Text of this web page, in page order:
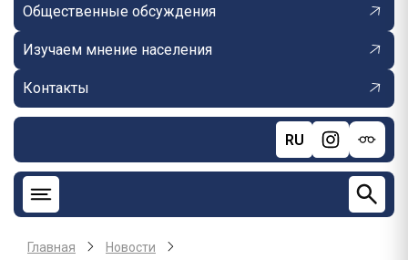
Общественные обсуждения
Изучаем мнение населения
Контакты
RU
Главная Новости